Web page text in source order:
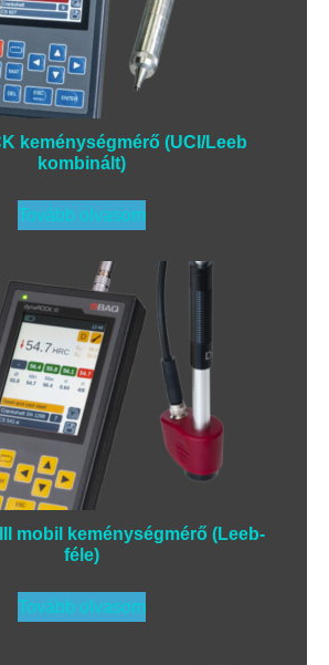
keménységmérő (UCI/Leeb
kombinált)
Tovább olvasom
mobil keménységmérő (Leeb-
féle)
Tovább olvasom